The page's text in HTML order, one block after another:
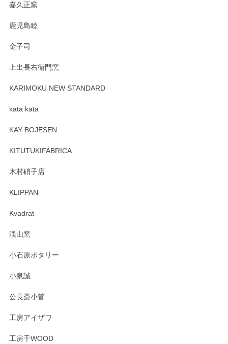
嘉久正窯
鹿児島睦
金子司
上出長右衛門窯
KARIMOKU NEW STANDARD
kata kata
KAY BOJESEN
KITUTUKIFABRICA
木村硝子店
KLIPPAN
Kvadrat
渓山窯
小石原ポタリー
小泉誠
公長斎小菅
工房アイザワ
工房千WOOD